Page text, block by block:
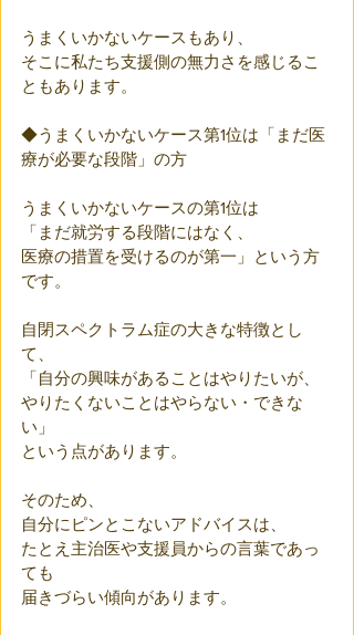
うまくいかないケースもあり、
そこに私たち支援側の無力さを感じるこ
ともあります。
◆うまくいかないケース第1位は「まだ医
療が必要な段階」の方
うまくいかないケースの第1位は
「まだ就労する段階にはなく、
医療の措置を受けるのが第一」という方
です。
自閉スペクトラム症の大きな特徴とし
て、
「自分の興味があることはやりたいが、
やりたくないことはやらない・できな
い」
という点があります。
そのため、
自分にピンとこないアドバイスは、
たとえ主治医や支援員からの言葉であっ
ても
届きづらい傾向があります。